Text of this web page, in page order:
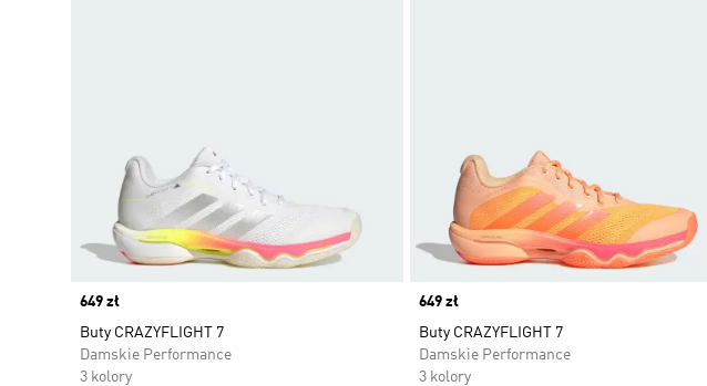
Price
649 zł
Buty CRAZYFLIGHT 7
Damskie Performance
3 kolory
Price
649 zł
Buty CRAZYFLIGHT 7
Damskie Performance
3 kolory